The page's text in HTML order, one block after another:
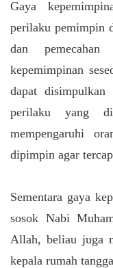
Gaya
perilaku pemimpin
dan
kepemimpinan
dapat disimpulkan
perilaku yang
mempengaruhi
dipimpin agar
Sementara gaya
sosok Nabi
Allah, beliau juga
kepala rumah